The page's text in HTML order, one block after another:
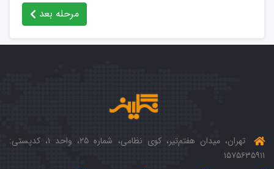
مرحله بعد
تهران، میدان هفتم‌‌تیر، کوی نظامی، شماره ۲۵، واحد ۱، کدپستی:
۱۵۷۵۶۳۵۹۱۱